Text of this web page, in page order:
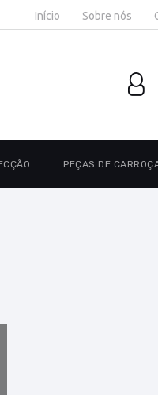
Início Sobre nós
PEÇAS DE